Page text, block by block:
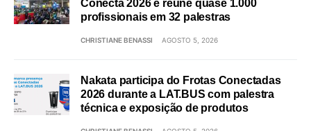
Conecta 2026 e reúne quase 1.000
profissionais em 32 palestras
CHRISTIANE BENASSI AGOSTO 5, 2026
Nakata participa do Frotas Conectadas
2026 durante a LAT.BUS com palestra
técnica e exposição de produtos